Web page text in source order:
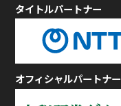
タイトルパートナー
オフィシャルパートナー